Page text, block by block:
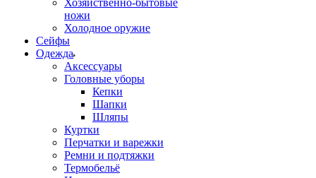
Хозяйственно-бытовые
ножи
Холодное оружие
Сейфы
Одежда
Аксессуары
Головные уборы
Кепки
Шапки
Шляпы
Куртки
Перчатки и варежки
Ремни и подтяжки
Термобельё